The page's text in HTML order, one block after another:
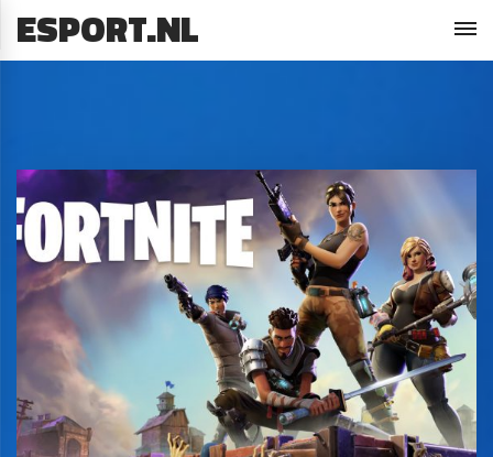
ESPORT.NL